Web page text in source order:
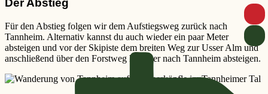
Der Abstieg
Für den Abstieg folgen wir dem Aufstiegsweg zurück nach
Tannheim. Alternativ kannst du auch wieder ein paar Meter
absteigen und vor der Skipiste dem breiten Weg zur Usser Alm und
anschließend über den Forstweg hinunter nach Tannheim absteigen.